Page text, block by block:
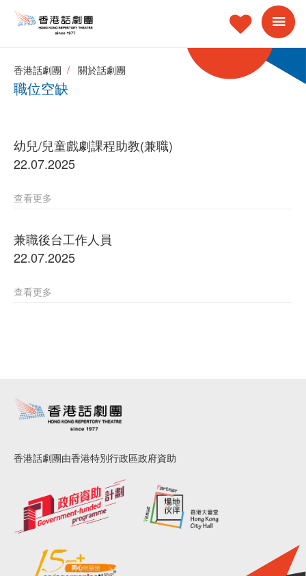
香港話劇團 關於話劇團
職位空缺
幼兒/兒童戲劇課程助教(兼職)
22.07.2025
查看更多
兼職後台工作人員
22.07.2025
查看更多
香港話劇團由香港特別行政區政府資助